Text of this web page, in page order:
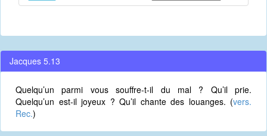
Jacques 5.13
Quelqu’un parmi vous souffre-t-il du mal ? Qu’il prie.
Quelqu’un est-il joyeux ? Qu’il chante des louanges. (vers.
Rec.)